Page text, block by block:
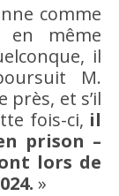
comme
en même
il
M.
près, et s’il
fois-ci, il
prison –
lors de
»